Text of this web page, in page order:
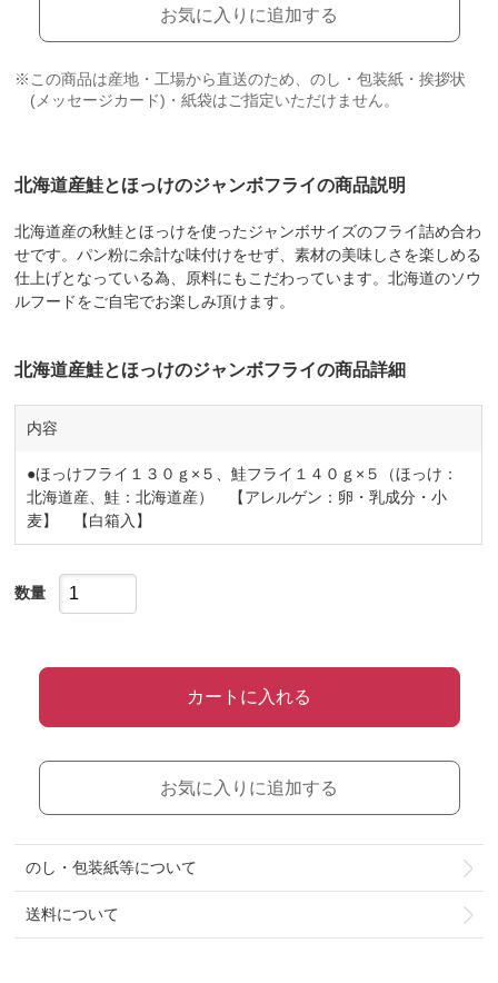
お気に入りに追加する
※この商品は産地・工場から直送のため、のし・包装紙・挨拶状
(メッセージカード)・紙袋はご指定いただけません。
北海道産鮭とほっけのジャンボフライの商品説明
北海道産の秋鮭とほっけを使ったジャンボサイズのフライ詰め合わ
せです。パン粉に余計な味付けをせず、素材の美味しさを楽しめる
仕上げとなっている為、原料にもこだわっています。北海道のソウ
ルフードをご自宅でお楽しみ頂けます。
北海道産鮭とほっけのジャンボフライの商品詳細
内容
●ほっけフライ１３０ｇ×５、鮭フライ１４０ｇ×５（ほっけ：
北海道産、鮭：北海道産） 【アレルゲン：卵・乳成分・小
麦】 【白箱入】
数量
カートに入れる
お気に入りに追加する
のし・包装紙等について
送料について